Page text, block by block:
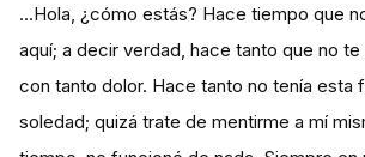
...Hola, ¿cómo estás? Hace tiempo que
aquí; a decir verdad, hace tanto que no
con tanto dolor. Hace tanto no tenía esta
soledad; quizá trate de mentirme a mí